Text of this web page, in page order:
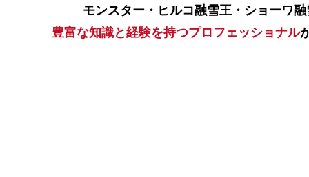
モンスター・ヒルコ融雪王・ショーワ
豊富な知識と経験を持つプロフェッショナル